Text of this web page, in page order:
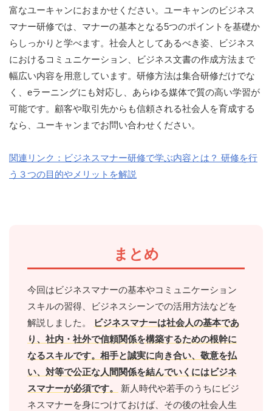
富なユーキャンにおまかせください。ユーキャンのビジネス
マナー研修では、マナーの基本となる5つのポイントを基礎か
らしっかりと学べます。社会人としてあるべき姿、ビジネス
におけるコミュニケーション、ビジネス文書の作成方法まで
幅広い内容を用意しています。研修方法は集合研修だけでな
く、eラーニングにも対応し、あらゆる媒体で質の高い学習が
可能です。顧客や取引先からも信頼される社会人を育成する
なら、ユーキャンまでお問い合わせください。
関連リンク：ビジネスマナー研修で学ぶ内容とは？ 研修を行
う３つの目的やメリットを解説
まとめ
今回はビジネスマナーの基本やコミュニケーション
スキルの習得、ビジネスシーンでの活用方法などを
解説しました。
ビジネスマナーは社会人の基本であ
り、社内・社外で信頼関係を構築するための根幹に
なるスキルです。相手と誠実に向き合い、敬意を払
い、対等で公正な人間関係を結んでいくにはビジネ
スマナーが必須です。
新人時代や若手のうちにビジ
ネスマナーを身につけておけば、その後の社会人生